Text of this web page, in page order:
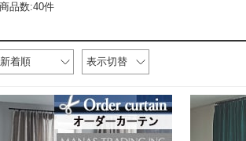
商品数:40件
新着順 表示切替